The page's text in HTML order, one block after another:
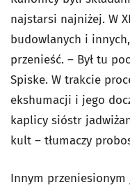
najstarsi najniżej. W
budowlanych i
przenieść. – Był tu
Spiske. W trakcie
ekshumacji i jego
kaplicy sióstr
kult – tłumaczy
Innym przeniesionym